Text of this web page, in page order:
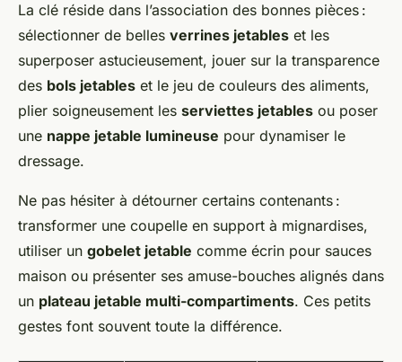
La clé réside dans l’association des bonnes pièces :
sélectionner de belles verrines jetables et les
superposer astucieusement, jouer sur la transparence
des bols jetables et le jeu de couleurs des aliments,
plier soigneusement les serviettes jetables ou poser
une nappe jetable lumineuse pour dynamiser le
dressage.
Ne pas hésiter à détourner certains contenants :
transformer une coupelle en support à mignardises,
utiliser un gobelet jetable comme écrin pour sauces
maison ou présenter ses amuse-bouches alignés dans
un plateau jetable multi-compartiments. Ces petits
gestes font souvent toute la différence.